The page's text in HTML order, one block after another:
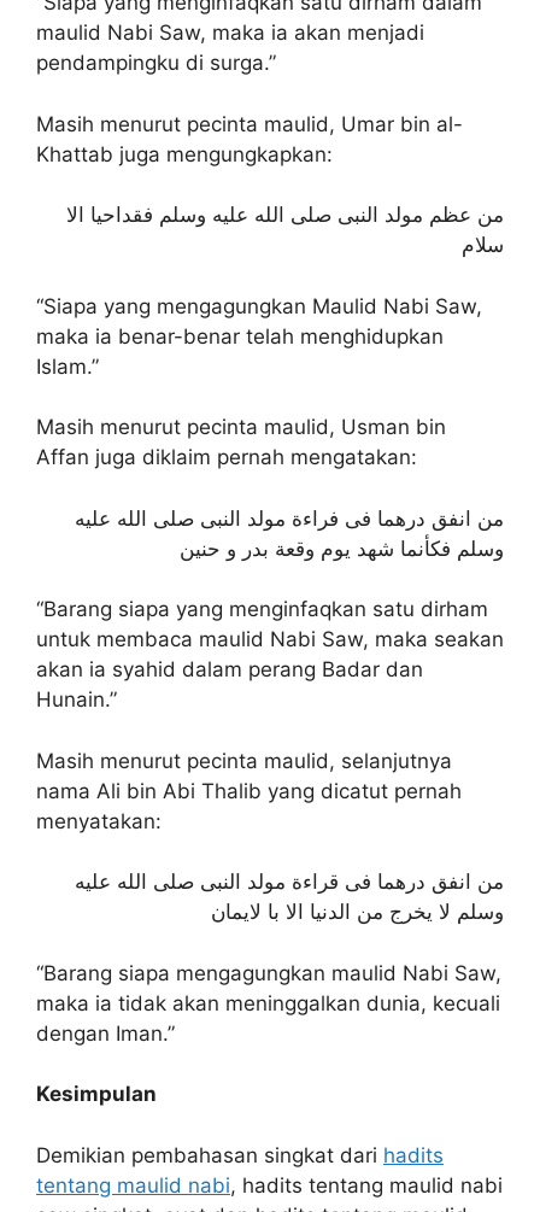
maulid Nabi Saw, maka ia akan menjadi
pendampingku di surga.”
Masih menurut pecinta maulid, Umar bin al-
Khattab juga mengungkapkan:
من عظم مولد النبى صلى الله عليه وسلم فقداحيا الا
سلام
“Siapa yang mengagungkan Maulid Nabi Saw,
maka ia benar-benar telah menghidupkan
Islam.”
Masih menurut pecinta maulid, Usman bin
Affan juga diklaim pernah mengatakan:
من انفق درهما فى فراءة مولد النبى صلى الله عليه
وسلم فكأنما شهد يوم وقعة بدر و حنين
“Barang siapa yang menginfaqkan satu dirham
untuk membaca maulid Nabi Saw, maka seakan
akan ia syahid dalam perang Badar dan
Hunain.”
Masih menurut pecinta maulid, selanjutnya
nama Ali bin Abi Thalib yang dicatut pernah
menyatakan:
من انفق درهما فى قراءة مولد النبى صلى الله عليه
وسلم لا يخرج من الدنيا الا با لايمان
“Barang siapa mengagungkan maulid Nabi Saw,
maka ia tidak akan meninggalkan dunia, kecuali
dengan Iman.”
Kesimpulan
Demikian pembahasan singkat dari hadits
tentang maulid nabi, hadits tentang maulid nabi